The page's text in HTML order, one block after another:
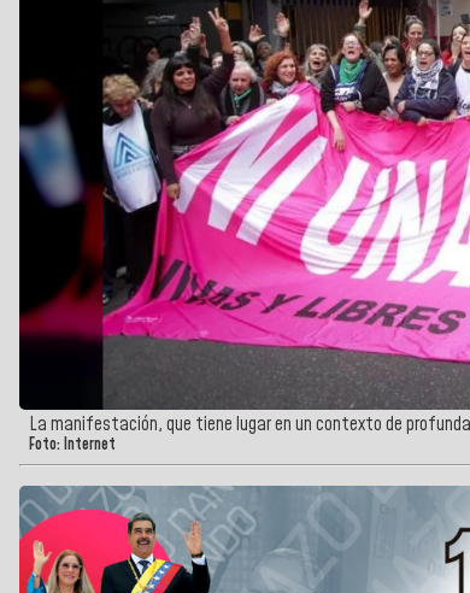
La manifestación, que tiene lugar en un contexto de
Foto: Internet